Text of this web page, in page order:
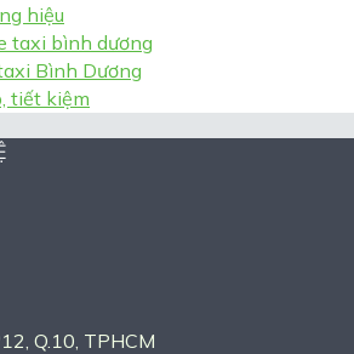
hiệu
Bình Dương
tiết kiệm
Q.10, TPHCM